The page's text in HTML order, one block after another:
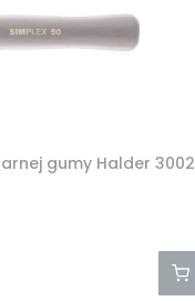
gumy Halder 3002